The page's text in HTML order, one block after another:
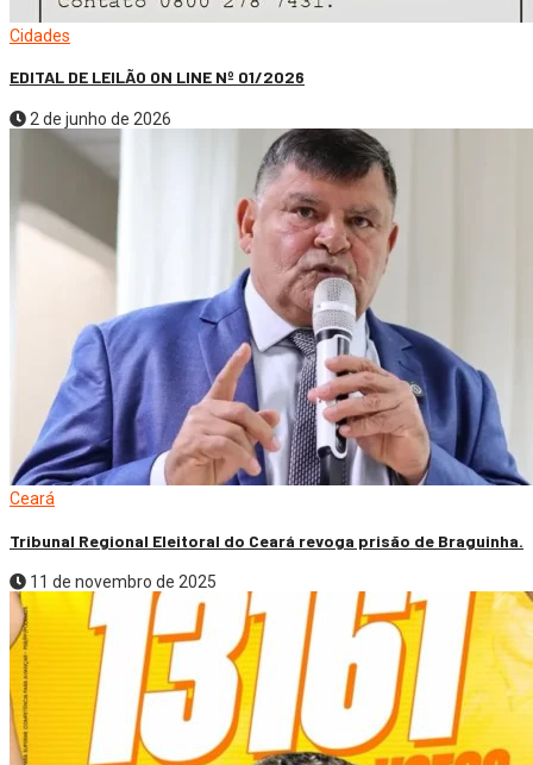
Cidades
EDITAL DE LEILÃO ON LINE Nº 01/2026
2 de junho de 2026
Ceará
Tribunal Regional Eleitoral do Ceará revoga prisão de Braguinha.
11 de novembro de 2025